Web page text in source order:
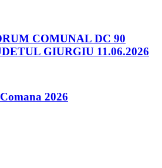
COMUNAL DC 90
GIURGIU 11.06.2026
2026